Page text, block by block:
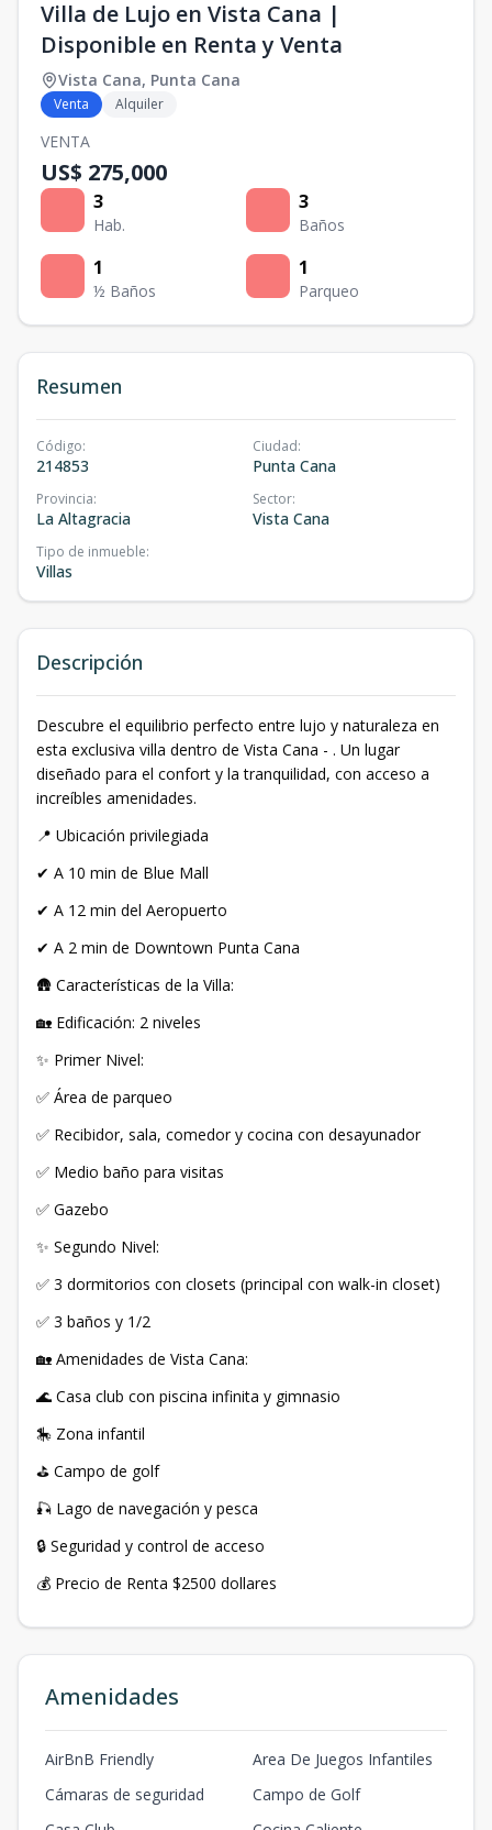
Villa de Lujo en Vista Cana |
Disponible en Renta y Venta
Vista Cana, Punta Cana
Venta Alquiler
VENTA
US$ 275,000
3
Hab.
3
Baños
1
½ Baños
1
Parqueo
Resumen
Código:
214853
Ciudad:
Punta Cana
Provincia:
La Altagracia
Sector:
Vista Cana
Tipo de inmueble:
Villas
Descripción
Descubre el equilibrio perfecto entre lujo y naturaleza en
esta exclusiva villa dentro de Vista Cana - . Un lugar
diseñado para el confort y la tranquilidad, con acceso a
increíbles amenidades.
📍 Ubicación privilegiada
✔ A 10 min de Blue Mall
✔ A 12 min del Aeropuerto
✔ A 2 min de Downtown Punta Cana
🛖 Características de la Villa:
🏡 Edificación: 2 niveles
✨ Primer Nivel:
✅ Área de parqueo
✅ Recibidor, sala, comedor y cocina con desayunador
✅ Medio baño para visitas
✅ Gazebo
✨ Segundo Nivel:
✅ 3 dormitorios con closets (principal con walk-in closet)
✅ 3 baños y 1/2
🏡 Amenidades de Vista Cana:
🌊 Casa club con piscina infinita y gimnasio
🎠 Zona infantil
⛳ Campo de golf
🎣 Lago de navegación y pesca
🔒 Seguridad y control de acceso
💰 Precio de Renta $2500 dollares
Amenidades
AirBnB Friendly
Area De Juegos Infantiles
Cámaras de seguridad
Campo de Golf